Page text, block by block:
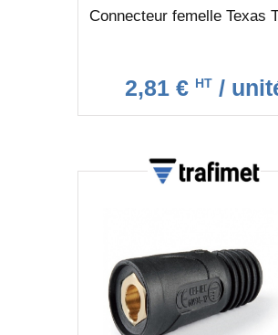
Connecteur femelle Texas
2,81 € HT /